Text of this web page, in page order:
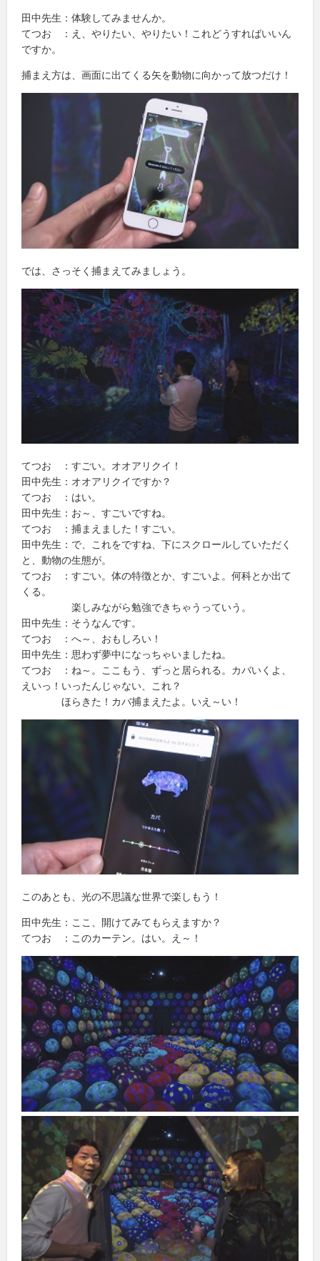
田中先生：体験してみませんか。
てつお ：え、やりたい、やりたい！これどうすればいいん
ですか。
捕まえ方は、画面に出てくる矢を動物に向かって放つだけ！
では、さっそく捕まえてみましょう。
てつお ：すごい。オオアリクイ！
田中先生：オオアリクイですか？
てつお ：はい。
田中先生：お～、すごいですね。
てつお ：捕まえました！すごい。
田中先生：で、これをですね、下にスクロールしていただく
と、動物の生態が。
てつお ：すごい。体の特徴とか、すごいよ。何科とか出て
くる。
楽しみながら勉強できちゃうっていう。
田中先生：そうなんです。
てつお ：へ～、おもしろい！
田中先生：思わず夢中になっちゃいましたね。
てつお ：ね～。ここもう、ずっと居られる。カバいくよ、
えいっ！いったんじゃない、これ？
ほらきた！カバ捕まえたよ。いえ～い！
このあとも、光の不思議な世界で楽しもう！
田中先生：ここ、開けてみてもらえますか？
てつお ：このカーテン。はい。え～！